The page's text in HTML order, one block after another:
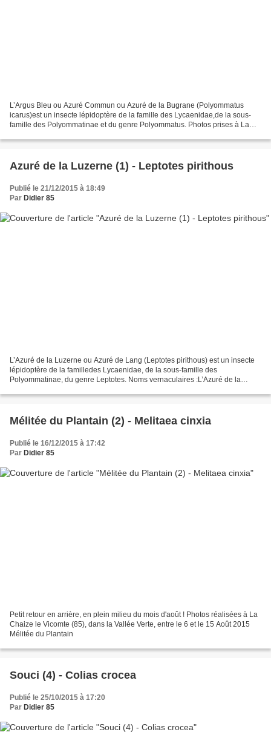
L’Argus Bleu ou Azuré Commun ou Azuré de la Bugrane (Polyommatus
icarus)est un insecte lépidoptère de la famille des Lycaenidae,de la sous-
famille des Polyommatinae et du genre Polyommatus. Photos prises à La
Azuré de la Luzerne (1) - Leptotes pirithous
Publié le 21/12/2015 à 18:49
Par Didier 85
L’Azuré de la Luzerne ou Azuré de Lang (Leptotes pirithous) est un insecte
lépidoptère de la familledes Lycaenidae, de la sous-famille des
Polyommatinae, du genre Leptotes. Noms vernaculaires :L’Azuré de la
Mélitée du Plantain (2) - Melitaea cinxia
Publié le 16/12/2015 à 17:42
Par Didier 85
Petit retour en arrière, en plein milieu du mois d'août ! Photos réalisées à La
Chaize le Vicomte (85), dans la Vallée Verte, entre le 6 et le 15 Août 2015
Mélitée du Plantain
Souci (4) - Colias crocea
Publié le 25/10/2015 à 17:20
Par Didier 85